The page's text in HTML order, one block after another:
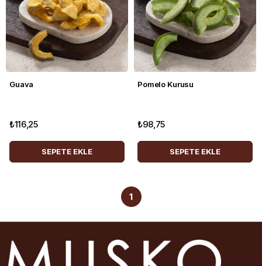
Guava
₺116,25
SEPETE EKLE
Pomelo Kurusu
₺98,75
SEPETE EKLE
1